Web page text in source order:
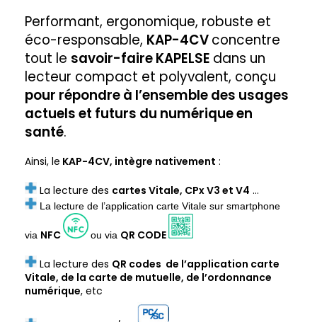
Performant, ergonomique, robuste et
éco-responsable, KAP-4CVconcentre
tout le savoir-faire KAPELSE dans un
lecteur compact et polyvalent, conçu
pour répondre à l’ensemble des usages
actuels et futurs du numérique en
santé.
Ainsi, le KAP-4CV, intègre nativement :
La lecture des cartes Vitale, CPx V3 et V4 …
La lecture de l’application carte Vitale sur smartphone
via NFC ou via QR CODE
La lecture des QR codes de l’application carte
Vitale, de la carte de mutuelle, de l’ordonnance
numérique, etc